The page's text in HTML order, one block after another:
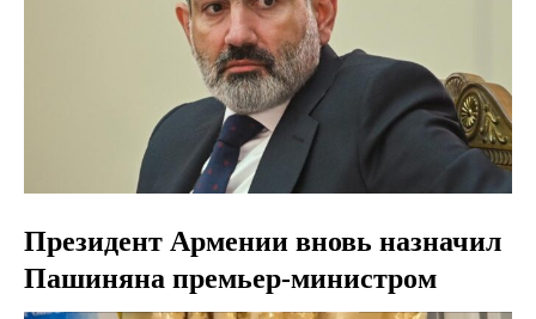
Президент Армении вновь назначил
Пашиняна премьер-министром